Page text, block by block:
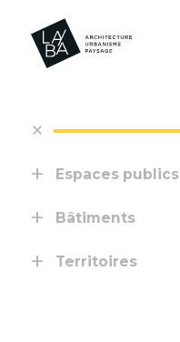
Espaces publics
Bâtiments
Territoires